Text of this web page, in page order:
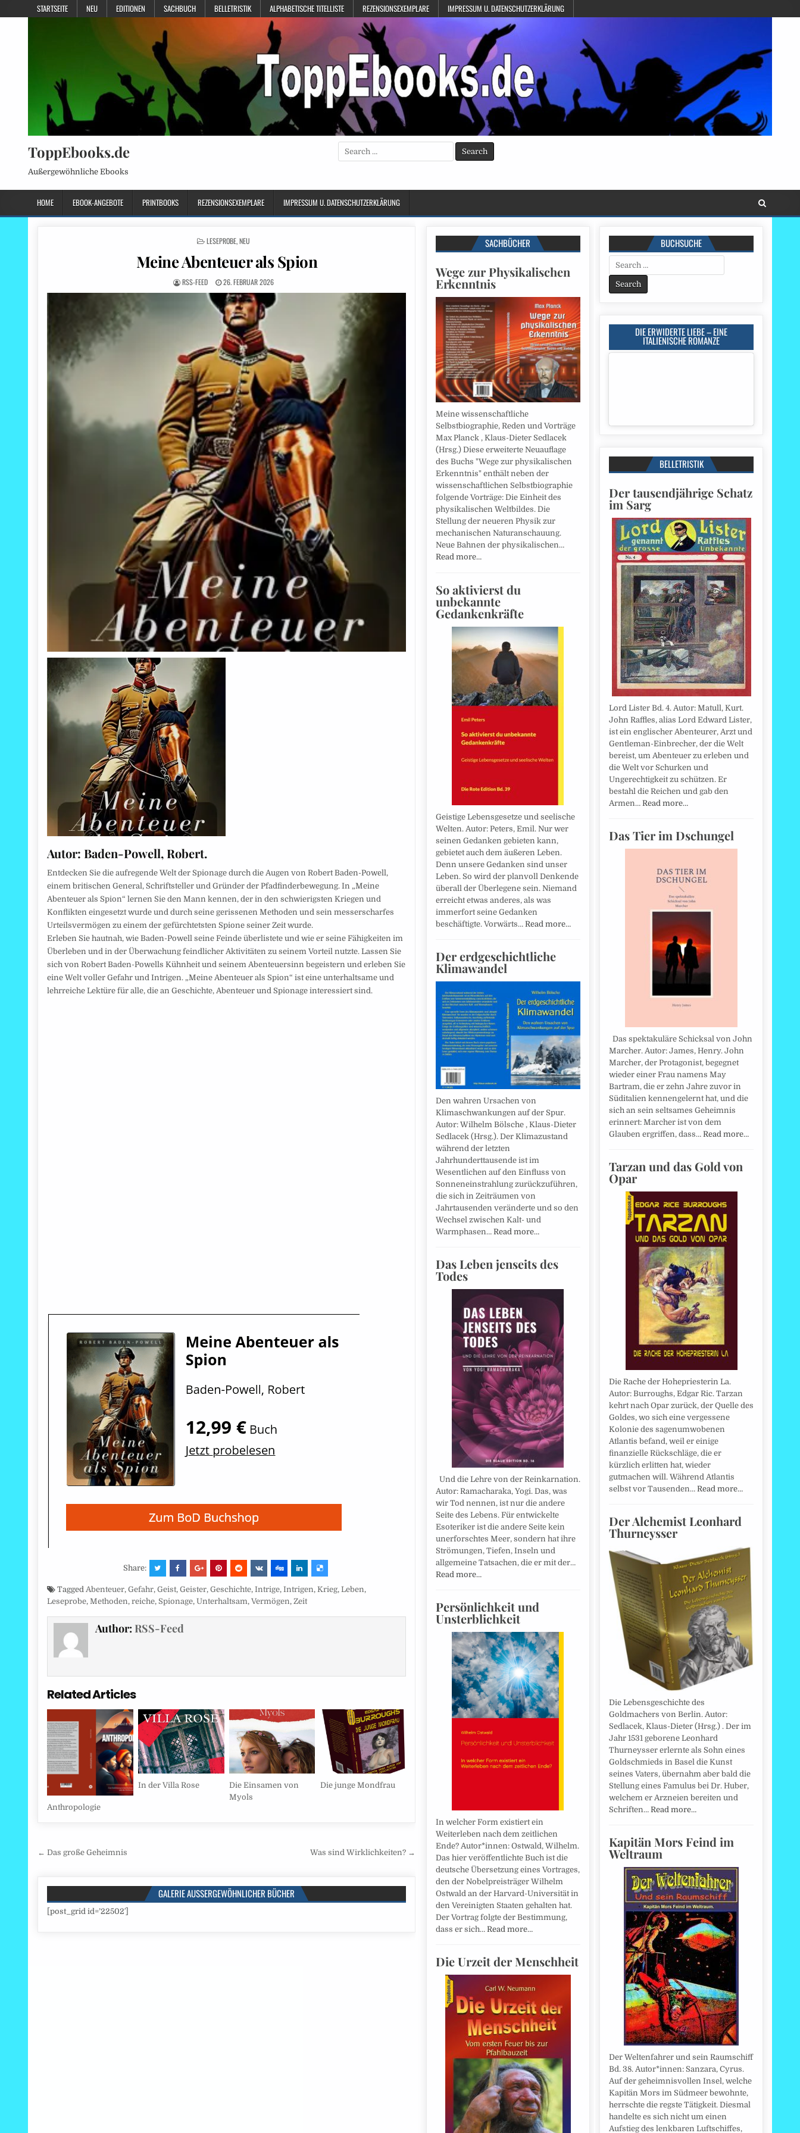
STARTSEITE NEU EDITIONEN SACHBUCH BELLETRISTIK ALPHABETISCHE TITELLISTE REZENSIONSEXEMPLARE IMPRESSUM U. DATENSCHUTZERKLÄRUNG
ToppEbooks.de
Außergewöhnliche Ebooks
Search
for:
HOME EBOOK-ANGEBOTE PRINTBOOKS REZENSIONSEXEMPLARE IMPRESSUM U. DATENSCHUTZERKLÄRUNG
POSTED
LESEPROBE,NEU
Meine Abenteuer als Spion
RSS-FEED 26. FEBRUAR 2026
Autor: Baden-Powell, Robert.
Entdecken Sie die aufregende Welt der Spionage durch die Augen von Robert Baden-Powell,
einem britischen General, Schriftsteller und Gründer der Pfadfinderbewegung. In „Meine
Abenteuer als Spion“ lernen Sie den Mann kennen, der in den schwierigsten Kriegen und
Konflikten eingesetzt wurde und durch seine gerissenen Methoden und sein messerscharfes
Urteilsvermögen zu einem der gefürchtetsten Spione seiner Zeit wurde.
Erleben Sie hautnah, wie Baden-Powell seine Feinde überlistete und wie er seine Fähigkeiten im
Überleben und in der Überwachung feindlicher Aktivitäten zu seinem Vorteil nutzte. Lassen Sie
sich von Robert Baden-Powells Kühnheit und seinem Abenteuersinn begeistern und erleben Sie
eine Welt voller Gefahr und Intrigen. „Meine Abenteuer als Spion“ ist eine unterhaltsame und
lehrreiche Lektüre für alle, die an Geschichte, Abenteuer und Spionage interessiert sind.
Share:
TaggedAbenteuer,Gefahr,Geist,Geister,Geschichte,Intrige,Intrigen,Krieg,Leben,
Leseprobe,Methoden,reiche, Spionage,Unterhaltsam,Vermögen,Zeit
Author: RSS-Feed
Related Articles
Anthropologie
In der Villa Rose
Die Einsamen von
Myols
Die junge Mondfrau
Beitragsnavigation
← Das große Geheimnis Was sind Wirklichkeiten? →
GALERIE AUSSERGEWÖHNLICHER BÜCHER
[post_grid id=’22502′]
SACHBÜCHER
Wege zur Physikalischen
Erkenntnis
Meine wissenschaftliche
Selbstbiographie, Reden und Vorträge
Max Planck , Klaus-Dieter Sedlacek
(Hrsg.) Diese erweiterte Neuauflage
des Buchs "Wege zur physikalischen
Erkenntnis" enthält neben der
wissenschaftlichen Selbstbiographie
folgende Vorträge: Die Einheit des
physikalischen Weltbildes. Die
Stellung der neueren Physik zur
mechanischen Naturanschauung.
Neue Bahnen der physikalischen…
Read more…
So aktivierst du
unbekannte
Gedankenkräfte
Geistige Lebensgesetze und seelische
Welten. Autor: Peters, Emil. Nur wer
seinen Gedanken gebieten kann,
gebietet auch dem äußeren Leben.
Denn unsere Gedanken sind unser
Leben. So wird der planvoll Denkende
überall der Überlegene sein. Niemand
erreicht etwas anderes, als was
immerfort seine Gedanken
beschäftigte. Vorwärts… Read more…
Der erdgeschichtliche
Klimawandel
Den wahren Ursachen von
Klimaschwankungen auf der Spur.
Autor: Wilhelm Bölsche , Klaus-Dieter
Sedlacek (Hrsg.). Der Klimazustand
während der letzten
Jahrhunderttausende ist im
Wesentlichen auf den Einfluss von
Sonneneinstrahlung zurückzuführen,
die sich in Zeiträumen von
Jahrtausenden veränderte und so den
Wechsel zwischen Kalt- und
Warmphasen… Read more…
Das Leben jenseits des
Todes
Und die Lehre von der Reinkarnation.
Autor: Ramacharaka, Yogi. Das, was
wir Tod nennen, ist nur die andere
Seite des Lebens. Für entwickelte
Esoteriker ist die andere Seite kein
unerforschtes Meer, sondern hat ihre
Strömungen, Tiefen, Inseln und
allgemeine Tatsachen, die er mit der…
Read more…
Persönlichkeit und
Unsterblichkeit
In welcher Form existiert ein
Weiterleben nach dem zeitlichen
Ende? Autor*innen: Ostwald, Wilhelm.
Das hier veröffentlichte Buch ist die
deutsche Übersetzung eines Vortrages,
den der Nobelpreisträger Wilhelm
Ostwald an der Harvard-Universität in
den Vereinigten Staaten gehalten hat.
Der Vortrag folgte der Bestimmung,
dass er sich… Read more…
Die Urzeit der Menschheit
BUCHSUCHE
Search
for:
DIE ERWIDERTE LIEBE – EINE
ITALIENISCHE ROMANZE
BELLETRISTIK
Der tausendjährige Schatz
im Sarg
Lord Lister Bd. 4. Autor: Matull, Kurt.
John Raffles, alias Lord Edward Lister,
ist ein englischer Abenteurer, Arzt und
Gentleman-Einbrecher, der die Welt
bereist, um Abenteuer zu erleben und
die Welt vor Schurken und
Ungerechtigkeit zu schützen. Er
bestahl die Reichen und gab den
Armen… Read more…
Das Tier im Dschungel
Das spektakuläre Schicksal von John
Marcher. Autor: James, Henry. John
Marcher, der Protagonist, begegnet
wieder einer Frau namens May
Bartram, die er zehn Jahre zuvor in
Süditalien kennengelernt hat, und die
sich an sein seltsames Geheimnis
erinnert: Marcher ist von dem
Glauben ergriffen, dass… Read more…
Tarzan und das Gold von
Opar
Die Rache der Hohepriesterin La.
Autor: Burroughs, Edgar Ric. Tarzan
kehrt nach Opar zurück, der Quelle des
Goldes, wo sich eine vergessene
Kolonie des sagenumwobenen
Atlantis befand, weil er einige
finanzielle Rückschläge, die er
kürzlich erlitten hat, wieder
gutmachen will. Während Atlantis
selbst vor Tausenden… Read more…
Der Alchemist Leonhard
Thurneysser
Die Lebensgeschichte des
Goldmachers von Berlin. Autor:
Sedlacek, Klaus-Dieter (Hrsg.) . Der im
Jahr 1531 geborene Leonhard
Thurneysser erlernte als Sohn eines
Goldschmieds in Basel die Kunst
seines Vaters, übernahm aber bald die
Stellung eines Famulus bei Dr. Huber,
welchem er Arzneien bereiten und
Schriften… Read more…
Kapitän Mors Feind im
Weltraum
Der Weltenfahrer und sein Raumschiff
Bd. 38. Autor*innen: Sanzara, Cyrus.
Auf der geheimnisvollen Insel, welche
Kapitän Mors im Südmeer bewohnte,
herrschte die regste Tätigkeit. Diesmal
handelte es sich nicht um einen
Aufstieg des lenkbaren Luftschiffes,